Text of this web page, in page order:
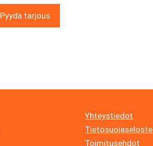
Pyydä tarjous
Yhteystiedot
Tietosuojaseloste
Toimitusehdot